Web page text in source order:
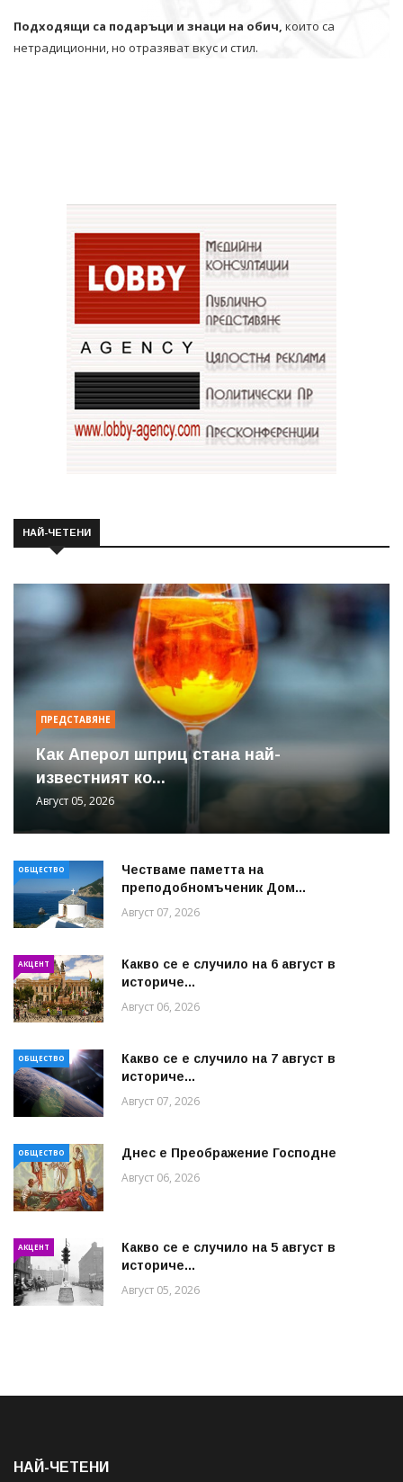
Подходящи са подаръци и знаци на обич, които са
нетрадиционни, но отразяват вкус и стил.
НАЙ-ЧЕТЕНИ
ПРЕДСТАВЯНЕ
Как Аперол шприц стана най-
известният ко...
Август 05, 2026
ОБЩЕСТВО
Честваме паметта на
преподобномъченик Дом...
Август 07, 2026
АКЦЕНТ
Какво се е случило на 6 август в
историче...
Август 06, 2026
ОБЩЕСТВО
Какво се е случило на 7 август в
историче...
Август 07, 2026
ОБЩЕСТВО Днес е Преображение Господне
Август 06, 2026
АКЦЕНТ
Какво се е случило на 5 август в
историче...
Август 05, 2026
НАЙ-ЧЕТЕНИ